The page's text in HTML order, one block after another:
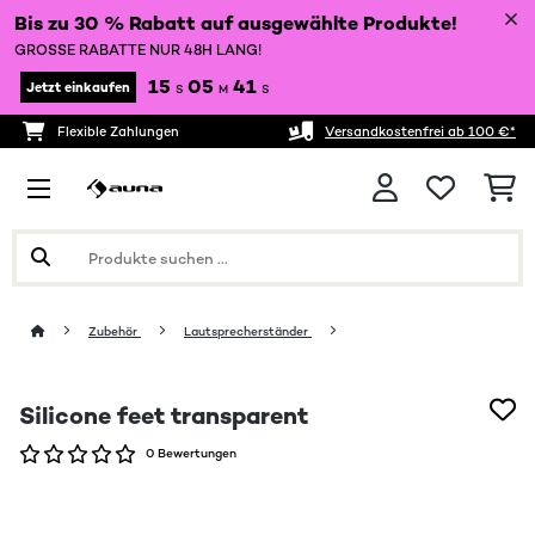
Bis zu 30 % Rabatt auf ausgewählte Produkte!
GROSSE RABATTE NUR 48H LANG!
Jetzt einkaufen 15 S 05 M 41 S
Flexible Zahlungen Versandkostenfrei ab 100 €*
Zubehör Lautsprecherständer
Silicone feet transparent
0 Bewertungen